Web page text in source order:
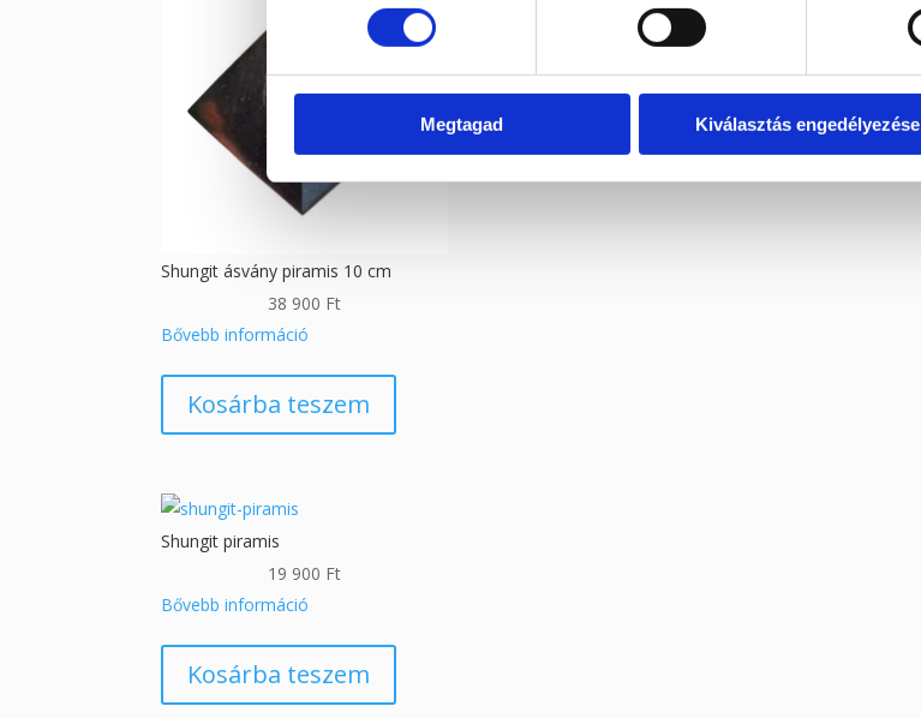
Megtagad Kiválasztás engedélyezése
Shungit ásvány piramis 10 cm
38 900 Ft
Bővebb információ
Kosárba teszem
Shungit piramis
19 900 Ft
Bővebb információ
Kosárba teszem